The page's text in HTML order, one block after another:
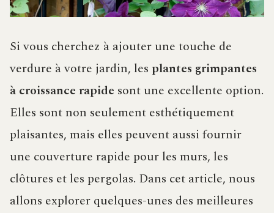
Si vous cherchez à ajouter une touche de
verdure à votre jardin, les plantes grimpantes
à croissance rapide sont une excellente option.
Elles sont non seulement esthétiquement
plaisantes, mais elles peuvent aussi fournir
une couverture rapide pour les murs, les
clôtures et les pergolas. Dans cet article, nous
allons explorer quelques-unes des meilleures